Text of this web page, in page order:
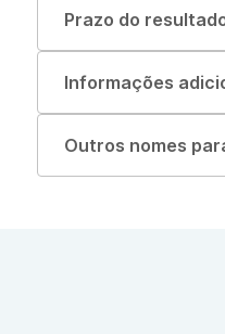
Prazo do
Informações
Outros nomes